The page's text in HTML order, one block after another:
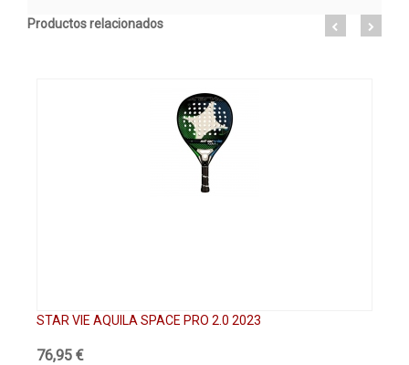
Productos relacionados
STAR VIE AQUILA SPACE PRO 2.0 2023
76,95 €